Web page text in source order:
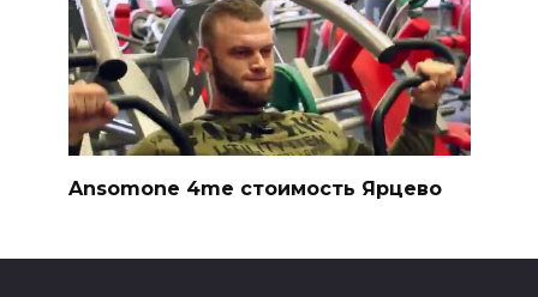
Ansomone 4me стоимость Ярцево